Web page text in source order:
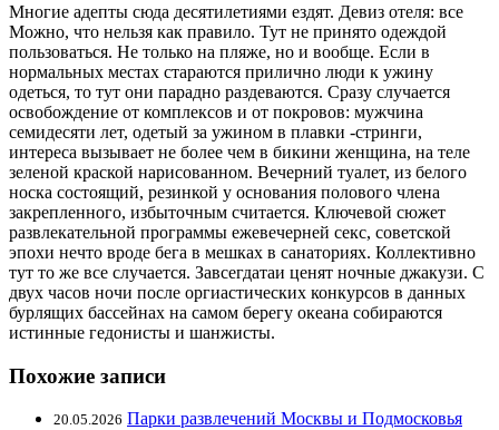
Многие адепты сюда десятилетиями ездят. Девиз отеля: все
Можно, что нельзя как правило. Тут не принято одеждой
пользоваться. Не только на пляже, но и вообще. Если в
нормальных местах стараются прилично люди к ужину
одеться, то тут они парадно раздеваются. Сразу случается
освобождение от комплексов и от покровов: мужчина
семидесяти лет, одетый за ужином в плавки -стринги,
интереса вызывает не более чем в бикини женщина, на теле
зеленой краской нарисованном. Вечерний туалет, из белого
носка состоящий, резинкой у основания полового члена
закрепленного, избыточным считается. Ключевой сюжет
развлекательной программы ежевечерней секс, советской
эпохи нечто вроде бега в мешках в санаториях. Коллективно
тут то же все случается. Завсегдатаи ценят ночные джакузи. С
двух часов ночи после оргиастических конкурсов в данных
бурлящих бассейнах на самом берегу океана собираются
истинные гедонисты и шанжисты.
Похожие записи
20.05.2026 Парки развлечений Москвы и Подмосковья